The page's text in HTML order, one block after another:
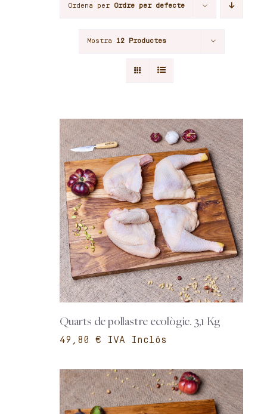
Ordena per Ordre per defecte
Mostra 12 Productes
Quarts de pollastre ecològic. 3,1 Kg
€